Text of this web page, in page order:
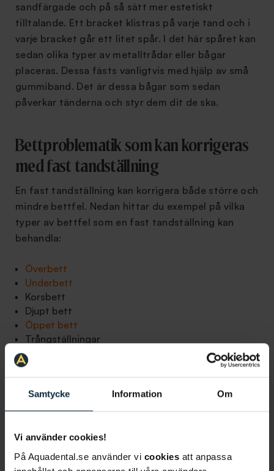
Samtycke Information Om
Vi använder cookies!
På Aquadental.se använder vi cookies att anpassa
sandfärgade och på så sätt mer estetiskt
tilltalande. Ett bracket klistras på varje tand och i
varje bracket går ett litet spår. I det här spåret kan
sedan olika typer av metalltrådar eller bågar
placeras. Dessa fästs vanligtvis med hjälp av små
gummiband. Det är dessa bågar som sedan
påverkar tänderna och styr dem dit de ska.
Bettproblematik som kan korrigeras
med fast tandställning
En fast tandställning kan korrigera både större och
mindre bettfel. Nedan hittar du exempel på vilka
typer av bettfel som en fast tandställning kan
behandla:
Överbett
Underbett
Korsbett
Djupt bett
Öppet bett
Trångställningar